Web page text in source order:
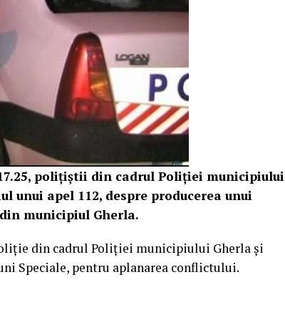
polițiștii din cadrul Poliției municipiului
unui apel 112, despre producerea unui
municipiul Gherla.
din cadrul Poliției municipiului Gherla și
Speciale, pentru aplanarea conflictului.